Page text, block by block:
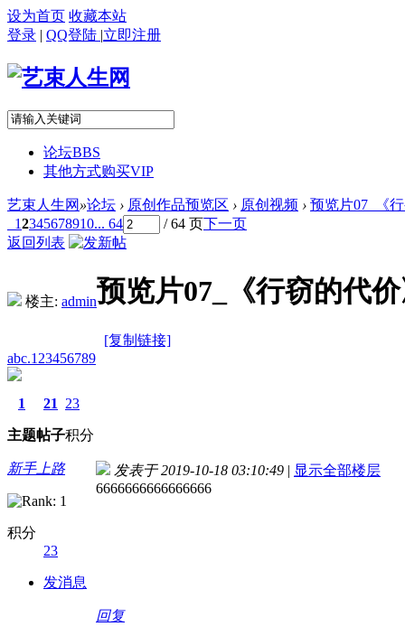
设为首页 收藏本站
登录 | QQ登陆 |立即注册
论坛BBS
其他方式购买VIP
艺束人生网 »论坛 › 原创作品预览区 › 原创视频 › 预览片07_《
12345678910... 64 / 64 页下一页
返回列表
楼主: admin预览片07_《行窃的代
[复制链接]
abc.123456789
1
主题
21
帖子
23
积分
新手上路
积分
23
发消息
发表于 2019-10-18 03:10:49 | 显示全部楼层
6666666666666666
回复